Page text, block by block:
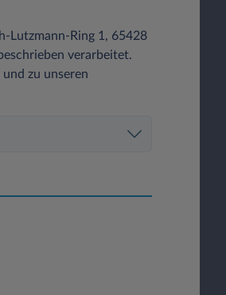
Lutzmann-Ring 1, 65428
verarbeitet.
zu unseren